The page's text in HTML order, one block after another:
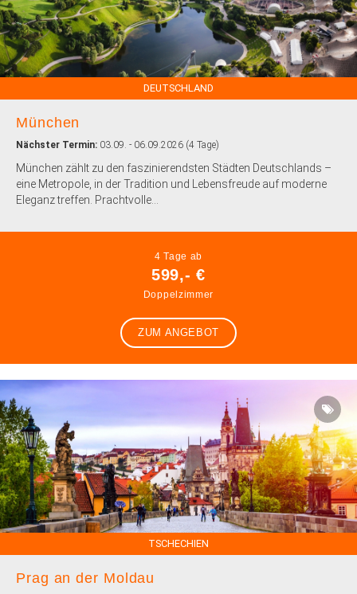
DEUTSCHLAND
München
Nächster Termin: 03.09. - 06.09.2026 (4 Tage)
München zählt zu den faszinierendsten Städten Deutschlands –
eine Metropole, in der Tradition und Lebensfreude auf moderne
Eleganz treffen. Prachtvolle...
4 Tage ab
599,- €
Doppelzimmer
ZUM ANGEBOT
TSCHECHIEN
Prag an der Moldau